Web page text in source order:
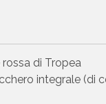
di Tropea
integrale (di